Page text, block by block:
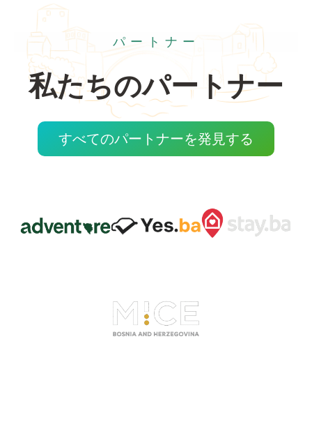
パートナー
私たちのパートナー
すべてのパートナーを発見する